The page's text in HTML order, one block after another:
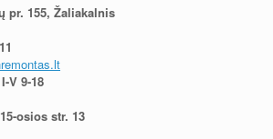
pr. 155, Žaliakalnis
V 9-18
osios str. 13